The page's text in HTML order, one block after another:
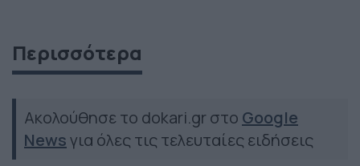
Περισσότερα
Ακολούθησε το dokari.gr στο Google
Newsγια όλες τις τελευταίες ειδήσεις